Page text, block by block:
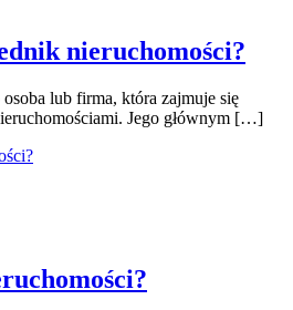
nieruchomości?
lub firma, która zajmuje się
Jego głównym […]